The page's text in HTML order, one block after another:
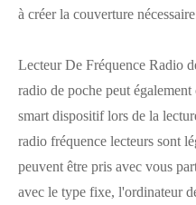
à créer la couverture
Lecteur De Fréquence Radio
radio de poche peut
smart dispositif lors de la
radio fréquence lecteurs sont
peuvent être pris avec vous
avec le type fixe, l'ordinateur